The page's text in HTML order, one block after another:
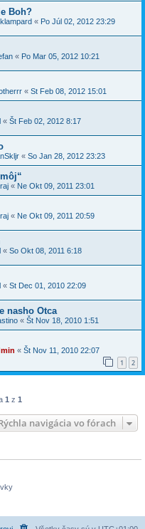
Boh?
« Po Júl 02, 2012 23:29
« Po Mar 05, 2012 10:21
« St Feb 08, 2012 15:01
« Št Feb 02, 2012 8:17
« So Jan 28, 2012 23:23
« Ne Okt 09, 2011 23:01
« Ne Okt 09, 2011 20:59
« So Okt 08, 2011 6:18
« St Dec 01, 2010 22:09
nasho Otca
« Št Nov 18, 2010 1:51
« Št Nov 11, 2010 22:07
1 2
1 z 1
navigácia vo fórach